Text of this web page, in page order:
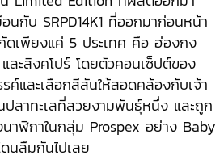
นกับ SRPD14K1 ที่ออกมาก่อนหน้า
ดเพียงแค่ 5 ประเทศ คือ ฮ่องกง
ละสิงคโปร์ โดยตัวคอนเซ็ปต์ของ
ค์และเลือกสีสันให้สอดคล้องกับเจ้า
ลาทะเลที่สวยงามพันธุ์หนึ่ง และถูก
าฬิกาในกลุ่ม Prospex อย่าง Baby
นลืมกันไปเลย